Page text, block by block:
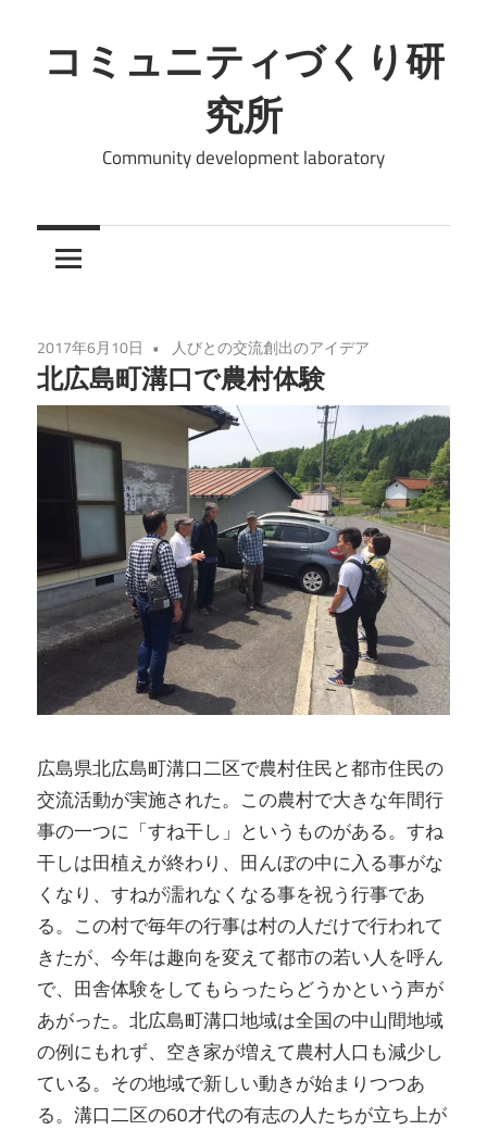
ン
テ
キ
コミュニティづくり研
究所
Community development laboratory
2017年6月10日 人びとの交流創出のアイデア
北広島町溝口で農村体験
広島県北広島町溝口二区で農村住民と都市住民の
交流活動が実施された。この農村で大きな年間行
事の一つに「すね干し」というものがある。すね
干しは田植えが終わり、田んぼの中に入る事がな
くなり、すねが濡れなくなる事を祝う行事であ
る。この村で毎年の行事は村の人だけで行われて
きたが、今年は趣向を変えて都市の若い人を呼ん
で、田舎体験をしてもらったらどうかという声が
あがった。 北広島町溝口地域は全国の中山間地域
の例にもれず、空き家が増えて農村人口も減少し
ている。その地域で新しい動きが始まりつつあ
る。溝口二区の60才代の有志の人たちが立ち上が